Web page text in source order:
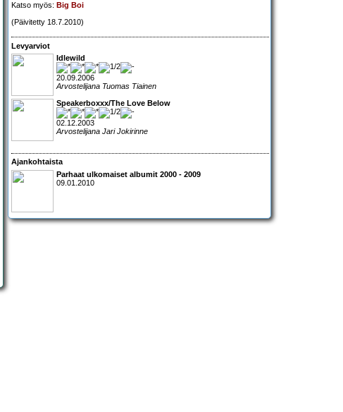
Katso myös: Big Boi
(Päivitetty 18.7.2010)
Levyarviot
Idlewild
20.09.2006
Arvostelijana Tuomas Tiainen
Speakerboxxx/The Love Below
02.12.2003
Arvostelijana Jari Jokirinne
Ajankohtaista
Parhaat ulkomaiset albumit 2000 - 2009
09.01.2010